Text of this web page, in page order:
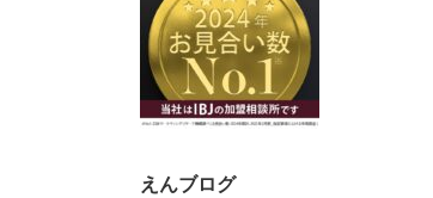
えんブログ